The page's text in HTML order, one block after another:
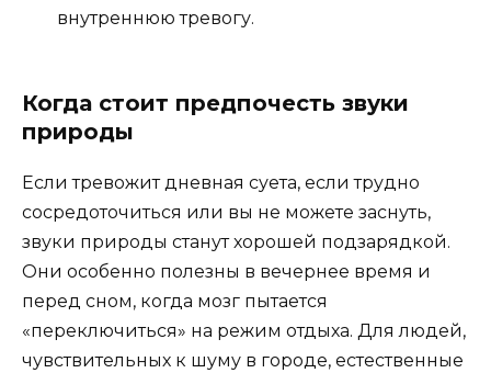
внутреннюю тревогу.
Когда стоит предпочесть звуки
природы
Если тревожит дневная суета, если трудно
сосредоточиться или вы не можете заснуть,
звуки природы станут хорошей подзарядкой.
Они особенно полезны в вечернее время и
перед сном, когда мозг пытается
«переключиться» на режим отдыха. Для людей,
чувствительных к шуму в городе, естественные